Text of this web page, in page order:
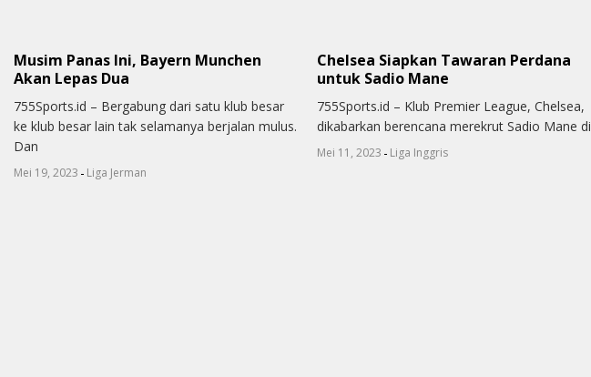
Musim Panas Ini, Bayern Munchen
Akan Lepas Dua
755Sports.id – Bergabung dari satu klub besar
ke klub besar lain tak selamanya berjalan mulus.
Dan
Mei 19, 2023 - Liga Jerman
Chelsea Siapkan Tawaran Perdana
untuk Sadio Mane
755Sports.id – Klub Premier League, Chelsea,
dikabarkan berencana merekrut Sadio Mane di
Mei 11, 2023 - Liga Inggris